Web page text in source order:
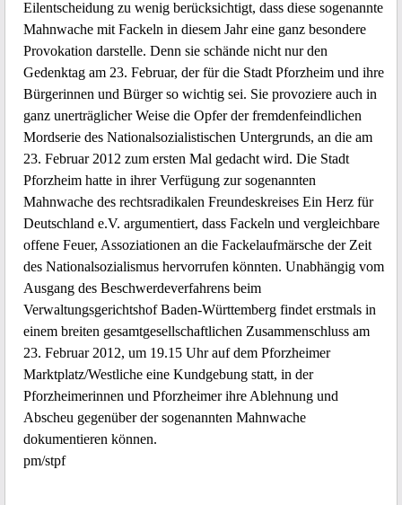
Eilentscheidung zu wenig berücksichtigt, dass diese sogenannte
Mahnwache mit Fackeln in diesem Jahr eine ganz besondere
Provokation darstelle. Denn sie schände nicht nur den
Gedenktag am 23. Februar, der für die Stadt Pforzheim und ihre
Bürgerinnen und Bürger so wichtig sei. Sie provoziere auch in
ganz unerträglicher Weise die Opfer der fremdenfeindlichen
Mordserie des Nationalsozialistischen Untergrunds, an die am
23. Februar 2012 zum ersten Mal gedacht wird. Die Stadt
Pforzheim hatte in ihrer Verfügung zur sogenannten
Mahnwache des rechtsradikalen Freundeskreises Ein Herz für
Deutschland e.V. argumentiert, dass Fackeln und vergleichbare
offene Feuer, Assoziationen an die Fackelaufmärsche der Zeit
des Nationalsozialismus hervorrufen könnten. Unabhängig vom
Ausgang des Beschwerdeverfahrens beim
Verwaltungsgerichtshof Baden-Württemberg findet erstmals in
einem breiten gesamtgesellschaftlichen Zusammenschluss am
23. Februar 2012, um 19.15 Uhr auf dem Pforzheimer
Marktplatz/Westliche eine Kundgebung statt, in der
Pforzheimerinnen und Pforzheimer ihre Ablehnung und
Abscheu gegenüber der sogenannten Mahnwache
dokumentieren können.
pm/stpf